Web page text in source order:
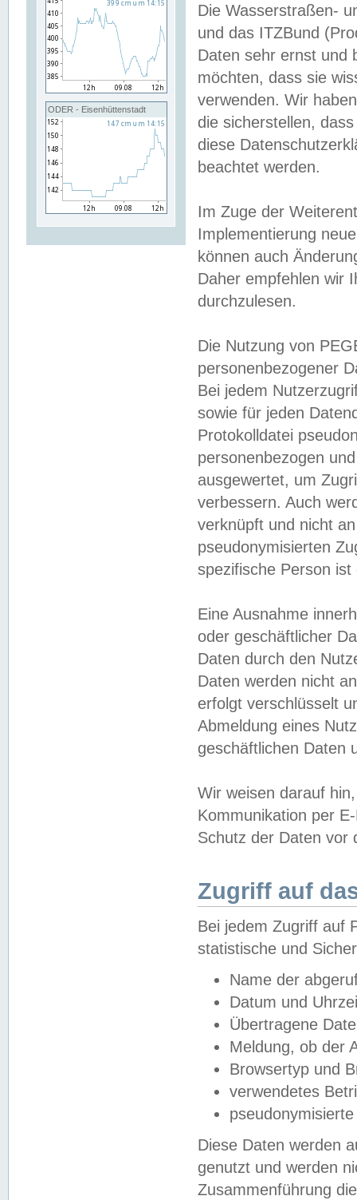
ODER - Eisenhüttenstadt
Die Wasserstraßen-
und das ITZBund
Daten sehr ernst und
möchten, dass sie
verwenden. Wir
die sicherstellen,
diese
beachtet werden.
Im Zuge der
Implementierung
können auch
Daher empfehlen wir
durchzulesen.
Die Nutzung von
personenbezogener
Bei jedem
sowie für jeden
Protokolldatei
personenbezogen
ausgewertet, um
verbessern. Auch
verknüpft und nicht
pseudonymisierten
spezifische Person
Eine Ausnahme
oder geschäftlicher
Daten durch den
Daten werden nicht
erfolgt verschlüsselt
Abmeldung eines
geschäftlichen Daten
Wir weisen darauf
Kommunikation per
Schutz der Daten vor
Zugriff auf
Bei jedem Zugriff auf
statistische und
Name der
Datum und
Übertragene
Meldung, ob der
Browsertyp und
verwendetes
Diese Daten werden
genutzt und werden
Zusammenführung